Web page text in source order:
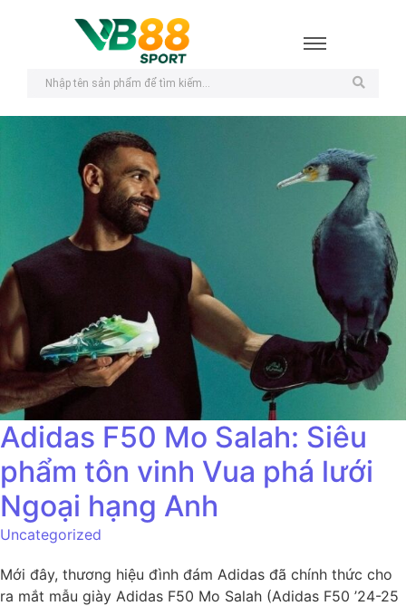
Adidas F50 Mo Salah: Siêu
phẩm tôn vinh Vua phá lưới
Ngoại hạng Anh
Uncategorized
Mới đây, thương hiệu đình đám Adidas đã chính thức cho
ra mắt mẫu giày Adidas F50 Mo Salah (Adidas F50 ’24-25